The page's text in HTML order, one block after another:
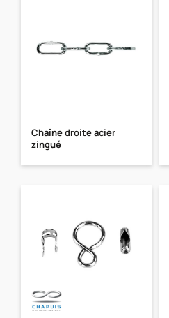
Chaîne droite acier
zingué